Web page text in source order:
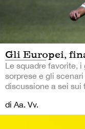
Gli Europei,
Le squadre favorite,
sorprese e gli
discussione a sei sui
di Aa. Vv.